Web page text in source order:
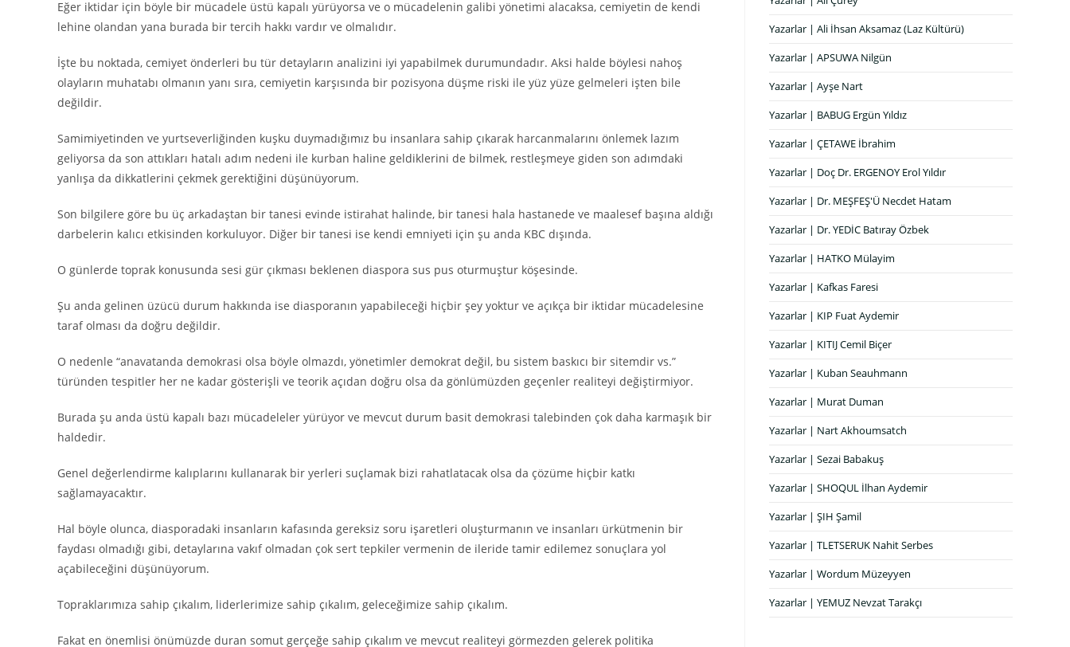
Eğer iktidar için böyle bir mücadele üstü kapalı yürüyorsa ve o mücadelenin galibi yönetimi alacaksa, cemiyetin de kendi
lehine olandan yana burada bir tercih hakkı vardır ve olmalıdır.
İşte bu noktada, cemiyet önderleri bu tür detayların analizini iyi yapabilmek durumundadır. Aksi halde böylesi nahoş
olayların muhatabı olmanın yanı sıra, cemiyetin karşısında bir pozisyona düşme riski ile yüz yüze gelmeleri işten bile
değildir.
Samimiyetinden ve yurtseverliğinden kuşku duymadığımız bu insanlara sahip çıkarak harcanmalarını önlemek lazım
geliyorsa da son attıkları hatalı adım nedeni ile kurban haline geldiklerini de bilmek, restleşmeye giden son adımdaki
yanlışa da dikkatlerini çekmek gerektiğini düşünüyorum.
Son bilgilere göre bu üç arkadaştan bir tanesi evinde istirahat halinde, bir tanesi hala hastanede ve maalesef başına aldığı
darbelerin kalıcı etkisinden korkuluyor. Diğer bir tanesi ise kendi emniyeti için şu anda KBC dışında.
O günlerde toprak konusunda sesi gür çıkması beklenen diaspora sus pus oturmuştur köşesinde.
Şu anda gelinen üzücü durum hakkında ise diasporanın yapabileceği hiçbir şey yoktur ve açıkça bir iktidar mücadelesine
taraf olması da doğru değildir.
O nedenle “anavatanda demokrasi olsa böyle olmazdı, yönetimler demokrat değil, bu sistem baskıcı bir sitemdir vs.”
türünden tespitler her ne kadar gösterişli ve teorik açıdan doğru olsa da gönlümüzden geçenler realiteyi değiştirmiyor.
Burada şu anda üstü kapalı bazı mücadeleler yürüyor ve mevcut durum basit demokrasi talebinden çok daha karmaşık bir
haldedir.
Genel değerlendirme kalıplarını kullanarak bir yerleri suçlamak bizi rahatlatacak olsa da çözüme hiçbir katkı
sağlamayacaktır.
Hal böyle olunca, diasporadaki insanların kafasında gereksiz soru işaretleri oluşturmanın ve insanları ürkütmenin bir
faydası olmadığı gibi, detaylarına vakıf olmadan çok sert tepkiler vermenin de ileride tamir edilemez sonuçlara yol
açabileceğini düşünüyorum.
Topraklarımıza sahip çıkalım, liderlerimize sahip çıkalım, geleceğimize sahip çıkalım.
Fakat en önemlisi önümüzde duran somut gerçeğe sahip çıkalım ve mevcut realiteyi görmezden gelerek politika
Yazarlar | Ali İhsan Aksamaz (Laz Kültürü)
Yazarlar | APSUWA Nilgün
Yazarlar | Ayşe Nart
Yazarlar | BABUG Ergün Yıldız
Yazarlar | ÇETAWE İbrahim
Yazarlar | Doç Dr. ERGENOY Erol Yıldır
Yazarlar | Dr. MEŞFEŞ'Ü Necdet Hatam
Yazarlar | Dr. YEDİC Batıray Özbek
Yazarlar | HATKO Mülayim
Yazarlar | Kafkas Faresi
Yazarlar | KIP Fuat Aydemir
Yazarlar | KITIJ Cemil Biçer
Yazarlar | Kuban Seauhmann
Yazarlar | Murat Duman
Yazarlar | Nart Akhoumsatch
Yazarlar | Sezai Babakuş
Yazarlar | SHOQUL İlhan Aydemir
Yazarlar | ŞIH Şamil
Yazarlar | TLETSERUK Nahit Serbes
Yazarlar | Wordum Müzeyyen
Yazarlar | YEMUZ Nevzat Tarakçı